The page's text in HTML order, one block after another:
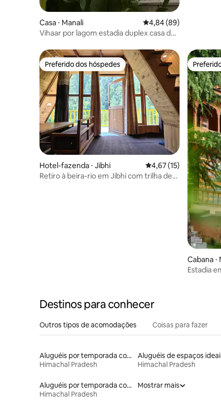
Casa ⋅ Manali 4,84 de uma avaliação
4,84 (89)
Vihaar por lagom estadia duplex casa de
Preferido dos hóspedes
Preferido dos hóspedes
Hotel-fazenda ⋅ Jibhi 4,67 de uma
4,67 (15)
Retiro à beira-rio em Jibhi com trilha de
Cabana ⋅
Estadia
Destinos para conhecer
Outros tipos de acomodações Coisas para fazer
Aluguéis por temporada com caiaque
Himachal Pradesh
Himachal Pradesh
Aluguéis por temporada com banheira de hidromassagem
Himachal Pradesh
Mostrar mais